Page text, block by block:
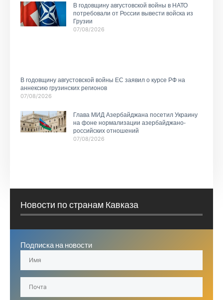
В годовщину августовской войны в НАТО
потребовали от России вывести войска из
Грузии
07/08/2026
В годовщину августовской войны ЕС заявил о курсе РФ на
аннексию грузинских регионов
07/08/2026
Глава МИД Азербайджана посетил Украину
на фоне нормализации азербайджано-
российских отношений
07/08/2026
Новости по странам Кавказа
Подписка на новости